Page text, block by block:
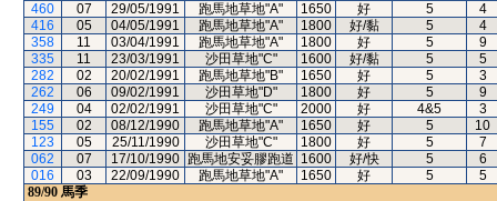
460
07 29/05/1991 跑馬地草地"A" 1650 好 5
4
416
05 04/05/1991 跑馬地草地"A" 1800 好/黏 5
4
358
11 03/04/1991 跑馬地草地"A" 1800 好 5
9
335
11 23/03/1991 沙田草地"C" 1600 好/黏 5
5
282
02 20/02/1991 跑馬地草地"B" 1650 好 5
3
262
06 09/02/1991 沙田草地"D" 1800 好 5
9
249
04 02/02/1991 沙田草地"C" 2000 好 4&5
3
155
02 08/12/1990 跑馬地草地"A" 1650 好 5
10
123
05 25/11/1990 沙田草地"C" 1800 好 5
7
062
07 17/10/1990 跑馬地安妥膠跑道 1600 好/快 5
6
016
03 22/09/1990 跑馬地草地"A" 1650 好 5
5
89/90 馬季